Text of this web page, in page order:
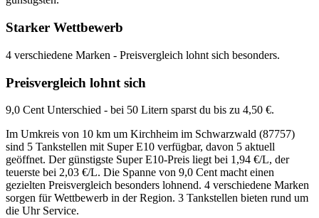
Starker Wettbewerb
4 verschiedene Marken - Preisvergleich lohnt sich besonders.
Preisvergleich lohnt sich
9,0 Cent Unterschied - bei 50 Litern sparst du bis zu 4,50 €.
Im Umkreis von 10 km um Kirchheim im Schwarzwald (87757)
sind 5 Tankstellen mit Super E10 verfügbar, davon 5 aktuell
geöffnet. Der günstigste Super E10-Preis liegt bei 1,94 €/L, der
teuerste bei 2,03 €/L. Die Spanne von 9,0 Cent macht einen
gezielten Preisvergleich besonders lohnend. 4 verschiedene Marken
sorgen für Wettbewerb in der Region. 3 Tankstellen bieten rund um
die Uhr Service.